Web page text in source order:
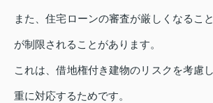
また、住宅ローンの審査が厳しくなるこ
が制限されることがあります。
これは、借地権付き建物のリスクを考慮
重に対応するためです。